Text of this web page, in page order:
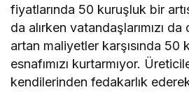
fiyatlarında 50 kuruşluk bir
da alırken vatandaşlarımızı
artan maliyetler karşısında 50
esnafımızı kurtarmıyor.
kendilerinden fedakarlık